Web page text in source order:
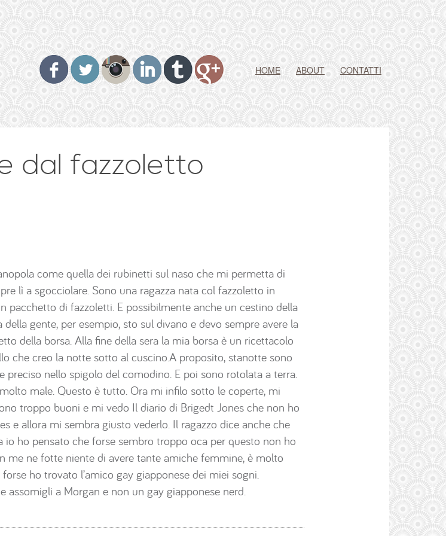
HOME ABOUT CONTATTI
dal fazzoletto
come quella dei rubinetti sul naso che mi permetta di
lì a sgocciolare. Sono una ragazza nata col fazzoletto in
pacchetto di fazzoletti. E possibilmente anche un cestino della
gente, per esempio, sto sul divano e devo sempre avere la
della borsa. Alla fine della sera la mia borsa è un ricettacolo
che creo la notte sotto al cuscino.A proposito, stanotte sono
preciso nello spigolo del comodino. E poi sono rotolata a terra.
male. Questo è tutto. Ora mi infilo sotto le coperte, mi
troppo buoni e mi vedo Il diario di Brigedt Jones che non ho
e allora mi sembra giusto vederlo. Il ragazzo dice anche che
io ho pensato che forse sembro troppo oca per questo non ho
me ne fotte niente di avere tante amiche femmine, è molto
ho trovato l’amico gay giapponese dei miei sogni.
assomigli a Morgan e non un gay giapponese nerd.